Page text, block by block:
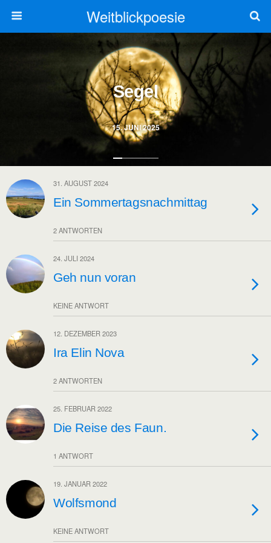
Weitblickpoesie
15. JUNI 2025
Segel
31. AUGUST 2024
Ein Sommertagsnachmittag
2 ANTWORTEN
24. JULI 2024
Geh nun voran
KEINE ANTWORT
12. DEZEMBER 2023
Ira Elin Nova
2 ANTWORTEN
25. FEBRUAR 2022
Die Reise des Faun.
1 ANTWORT
19. JANUAR 2022
Wolfsmond
KEINE ANTWORT